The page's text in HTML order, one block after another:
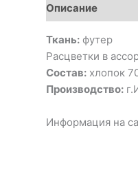
Описание
Ткань: футер
Расцветки в
Состав: хлопок
Производство:
Информация на